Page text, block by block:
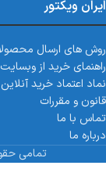
ایران ویکتور
روش های ارسال
راهنمای خرید از وبسایت
نماد اعتماد خرید آنلاین
قانون و مقررات
تماس با ما
درباره ما
تمامی